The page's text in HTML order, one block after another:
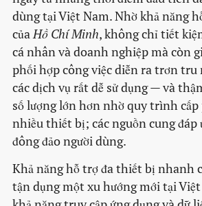
dùng tại Việt Nam. Nhờ khả năng
củaHồ Chí Minh, không chỉ tiết
cá nhân và doanh nghiệp mà còn
phối hợp công việc diễn ra trơn tru
các dịch vụ rất dễ sử dụng — và
số lượng lớn hơn nhờ quy trình
nhiều thiết bị; các nguồn cung đáp
đông đảo người dùng.
Khả năng hỗ trợ đa thiết bị nhanh
tận dụng một xu hướng mới tại